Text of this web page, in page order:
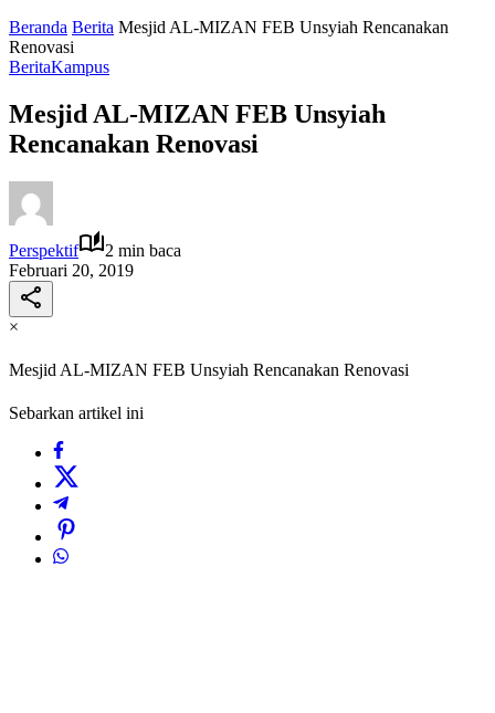
Beranda Berita Mesjid AL-MIZAN FEB Unsyiah Rencanakan
Renovasi
BeritaKampus
Mesjid AL-MIZAN FEB Unsyiah
Rencanakan Renovasi
Perspektif
2 min baca
Februari 20, 2019
×
Mesjid AL-MIZAN FEB Unsyiah Rencanakan Renovasi
Sebarkan artikel ini